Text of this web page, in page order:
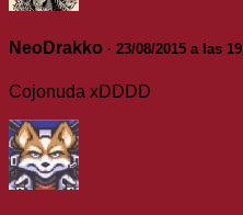
NeoDrakko · 23/08/2015 a las
Cojonuda xDDDD